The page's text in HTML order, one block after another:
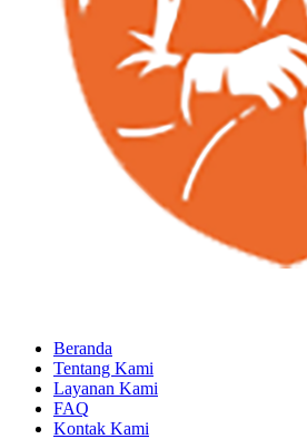
Beranda
Tentang Kami
Layanan Kami
FAQ
Kontak Kami